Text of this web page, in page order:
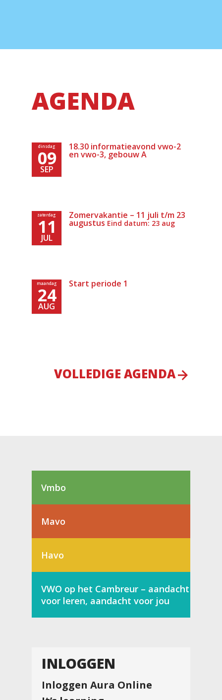
AGENDA
dinsdag
09
SEP
18.30 informatieavond vwo-2
en vwo-3, gebouw A
zaterdag
11
JUL
Zomervakantie – 11 juli t/m 23
augustus Eind datum: 23 aug
maandag
24
AUG
Start periode 1
VOLLEDIGE AGENDA
Vmbo
Mavo
Havo
VWO op het Cambreur – aandacht
voor leren, aandacht voor jou
INLOGGEN
Inloggen Aura Online